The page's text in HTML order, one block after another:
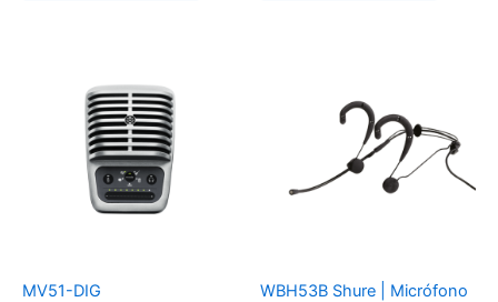
MV51-DIG
WBH53B Shure | Micrófono